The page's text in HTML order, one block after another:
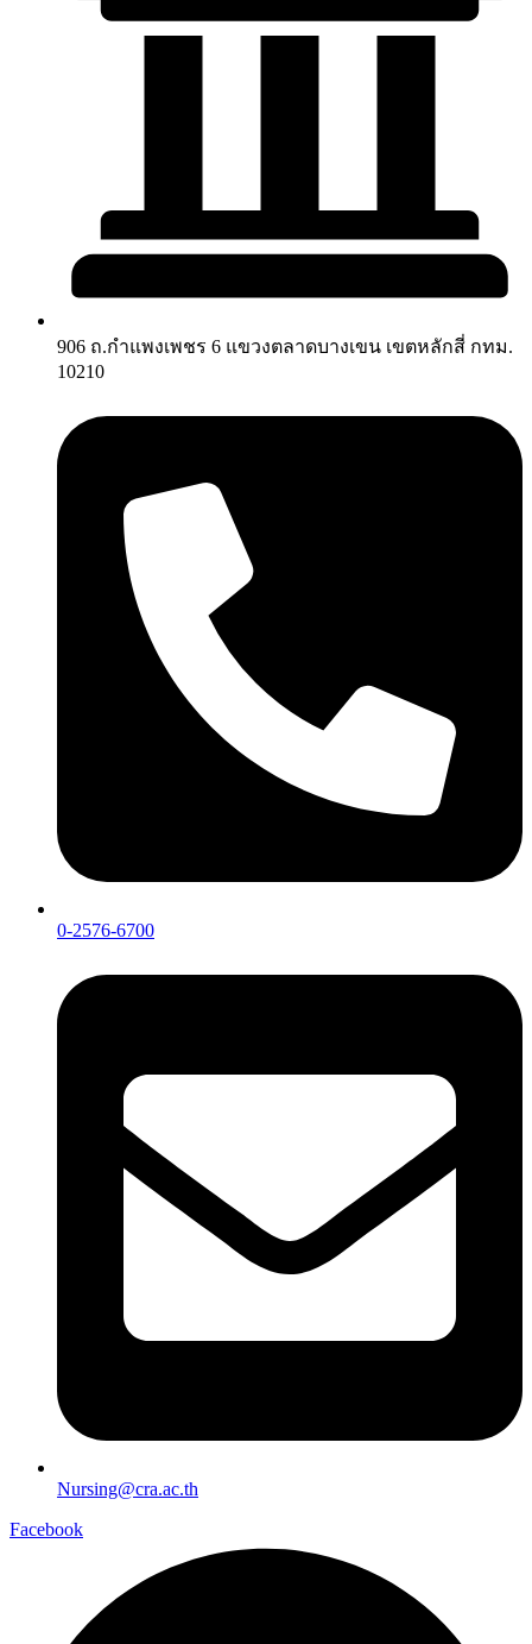
906 ถ.กำแพงเพชร 6 แขวงตลาดบางเขน เขตหลักสี่ กทม.
10210
0-2576-6700
Nursing@cra.ac.th
Facebook